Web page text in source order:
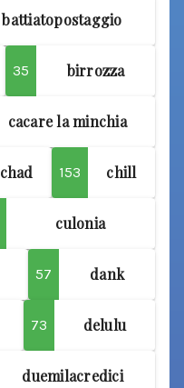
battiatopostaggio
35 birrozza
cacare la minchia
chad 153 chill
culonia
57 dank
73 delulu
duemilacredici